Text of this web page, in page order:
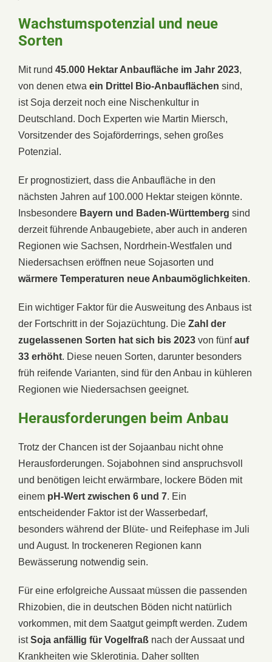
Wachstumspotenzial und neue
Sorten
Mit rund 45.000 Hektar Anbaufläche im Jahr 2023,
von denen etwa ein Drittel Bio-Anbauflächen sind,
ist Soja derzeit noch eine Nischenkultur in
Deutschland. Doch Experten wie Martin Miersch,
Vorsitzender des Sojaförderrings, sehen großes
Potenzial.
Er prognostiziert, dass die Anbaufläche in den
nächsten Jahren auf 100.000 Hektar steigen könnte.
Insbesondere Bayern und Baden-Württemberg sind
derzeit führende Anbaugebiete, aber auch in anderen
Regionen wie Sachsen, Nordrhein-Westfalen und
Niedersachsen eröffnen neue Sojasorten und
wärmere Temperaturen neue Anbaumöglichkeiten.
Ein wichtiger Faktor für die Ausweitung des Anbaus ist
der Fortschritt in der Sojazüchtung. Die Zahl der
zugelassenen Sorten hat sich bis 2023 von fünfauf
33 erhöht. Diese neuen Sorten, darunter besonders
früh reifende Varianten, sind für den Anbau in kühleren
Regionen wie Niedersachsen geeignet.
Herausforderungen beim Anbau
Trotz der Chancen ist der Sojaanbau nicht ohne
Herausforderungen. Sojabohnen sind anspruchsvoll
und benötigen leicht erwärmbare, lockere Böden mit
einem pH-Wert zwischen 6 und 7. Ein
entscheidender Faktor ist der Wasserbedarf,
besonders während der Blüte- und Reifephase im Juli
und August. In trockeneren Regionen kann
Bewässerung notwendig sein.
Für eine erfolgreiche Aussaat müssen die passenden
Rhizobien, die in deutschen Böden nicht natürlich
vorkommen, mit dem Saatgut geimpft werden. Zudem
istSoja anfällig für Vogelfraß nach der Aussaat und
Krankheiten wie Sklerotinia. Daher sollten